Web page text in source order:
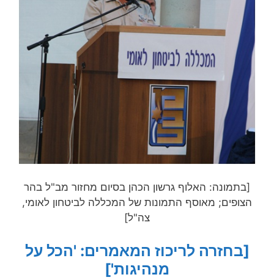
[בתמונה: האלוף גרשון הכהן בסיום מחזור מב"ל בהר
הצופים; מאוסף התמונות של המכללה לביטחון לאומי,
צה"ל]
[בחזרה לריכוז המאמרים: 'הכל על
מנהיגות']